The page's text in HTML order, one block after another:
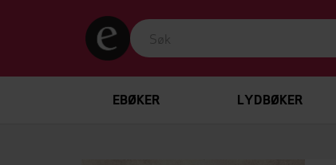
EBØKER LYDBØKER